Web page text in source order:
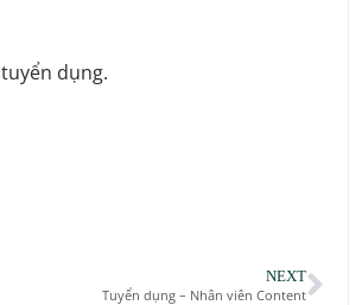
dụng.
NEXT
Tuyển dụng – Nhân viên Content